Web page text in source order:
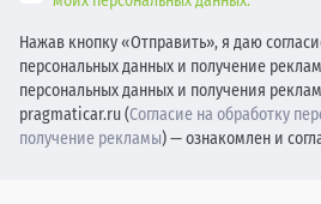
Нажав кнопку «Отправить», я даю
персональных данных и получение
персональных данных и получения
pragmaticar.ru (Согласие на обработку
получение рекламы) — ознакомлен и